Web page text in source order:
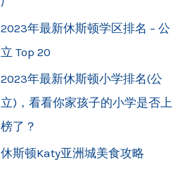
2023年最新休斯顿学区排名 – 公
立 Top 20
2023年最新休斯顿小学排名(公
立)，看看你家孩子的小学是否上
榜了？
休斯顿Katy亚洲城美食攻略